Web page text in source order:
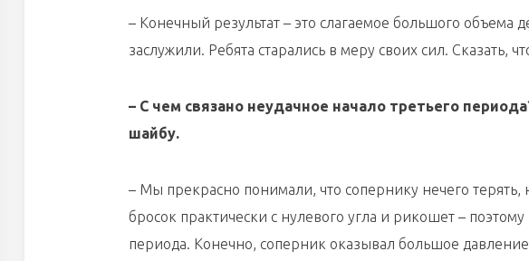
– Конечный результат – это слагаемое большого объема
заслужили. Ребята старались в меру своих сил. Сказать,
– С чем связано неудачное начало третьего
шайбу.
– Мы прекрасно понимали, что сопернику нечего
бросок практически с нулевого угла и рикошет –
периода. Конечно, соперник оказывал большое